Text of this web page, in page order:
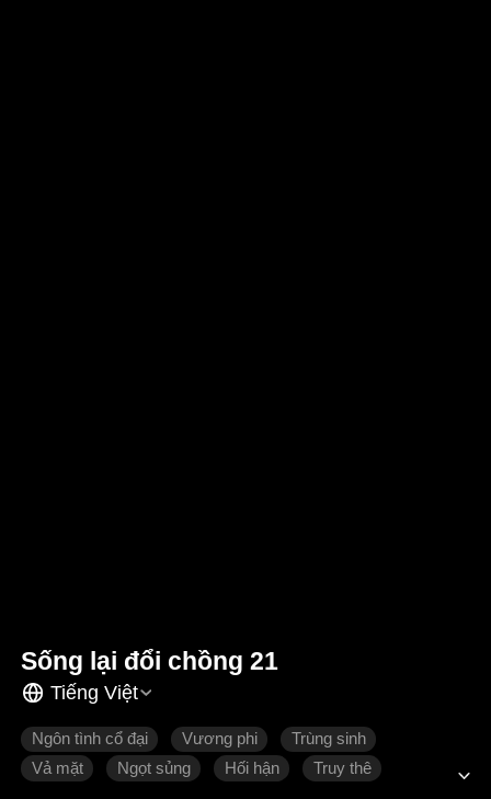
Sống lại đổi chồng 21
Tiếng Việt
Ngôn tình cổ đại Vương phi
Trùng sinh
Vả mặt
Ngọt sủng Hối hận Truy thê